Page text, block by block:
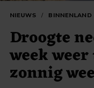
NIEUWS / BINNENLAND
Droogte
week
zonnig